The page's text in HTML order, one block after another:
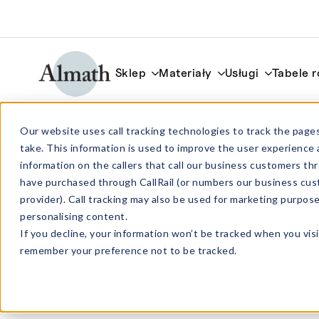
Our website uses call tracking technologies to track the
take. This information is used to improve the user
information on the callers that call our business customers
have purchased through CallRail (or numbers our business
provider). Call tracking may also be used for marketing
personalising content.
If you decline, your information won’t be tracked when you
remember your preference not to be tracked.
Sklep Materiały Usługi Tabele
CC25 Tygiel korundowy cylindryczny